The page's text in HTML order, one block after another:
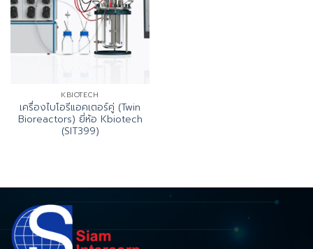
KBIOTECH
เครื่องไบโอรีแอคเตอร์คู่ (Twin
Bioreactors) ยี่ห้อ Kbiotech
(SIT399)